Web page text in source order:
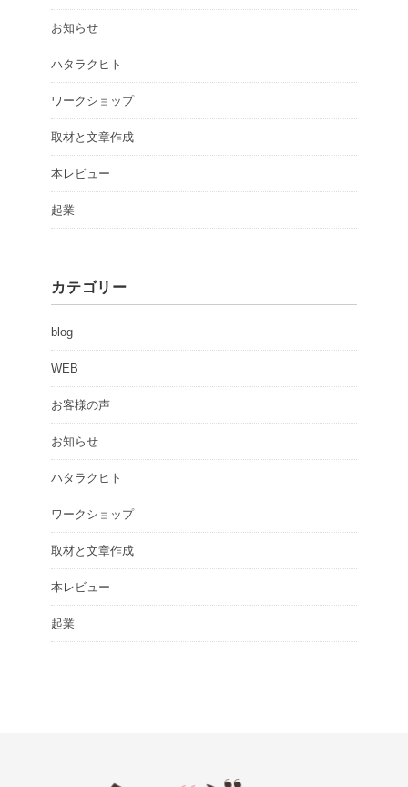
お知らせ
ハタラクヒト
ワークショップ
取材と文章作成
本レビュー
起業
カテゴリー
blog
WEB
お客様の声
お知らせ
ハタラクヒト
ワークショップ
取材と文章作成
本レビュー
起業